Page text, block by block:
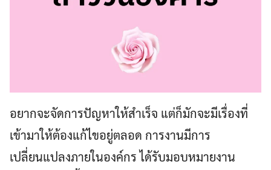
อยากจะจัดการปัญหาให้สำเร็จ แต่ก็มักจะมีเรื่องที่
เข้ามาให้ต้องแก้ไขอยู่ตลอด การงานมีการ
เปลี่ยนแปลงภายในองค์กร ได้รับมอบหมายงาน